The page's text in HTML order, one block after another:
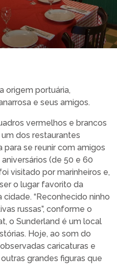
origem portuária,
e seus amigos.
vermelhos e brancos
dos restaurantes
para se reunir com amigos
(de 50 e 60
visitado por marinheiros e,
o lugar favorito da
“Reconhecido ninho
russas”, conforme o
o Sunderland é um local
Hoje, ao som do
caricaturas e
grandes figuras que